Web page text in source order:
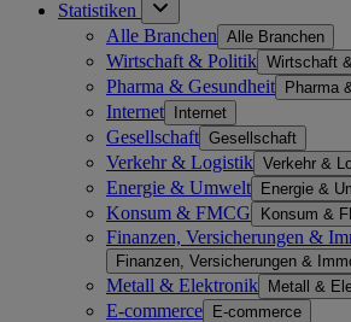
Statistiken
Alle Branchen Alle Branchen
Wirtschaft & Politik Wirtschaft
Pharma & Gesundheit Pharma
Internet Internet
Gesellschaft Gesellschaft
Verkehr & Logistik Verkehr &
Energie & Umwelt Energie &
Konsum & FMCG Konsum &
Finanzen, Versicherungen &
Finanzen, Versicherungen &
Metall & Elektronik Metall &
E-commerce E-commerce